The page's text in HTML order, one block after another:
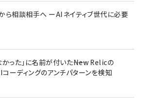
ら相談相手へ ーAIネイティブ世代に必要
った」に名前が付いた――New Relicの
ーディングのアンチパターンを検知